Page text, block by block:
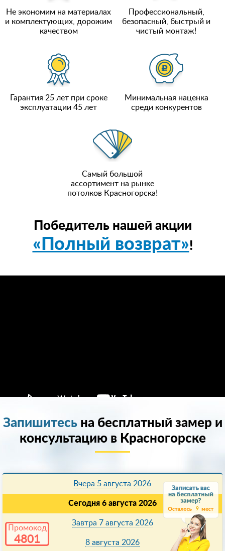
9
Промокод
4801
Не экономим на материалах
и комплектующих, дорожим
качеством
Профессиональный,
безопасный, быстрый и
чистый монтаж!
Гарантия 25 лет при сроке
эксплуатации 45 лет
Минимальная наценка
среди конкурентов
Самый большой
ассортимент на рынке
потолков Красногорска!
Победитель нашей акции
«Полный возврат»!
Запишитесьна бесплатный замер и
консультацию в Красногорске
Вчера 5 августа 2026
Сегодня 6 августа 2026
Завтра 7 августа 2026
8 августа 2026